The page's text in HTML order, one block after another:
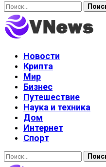
Найти:
Новости
Крипта
Мир
Бизнес
Путешествие
Наука и техника
Дом
Интернет
Спорт
Найти: